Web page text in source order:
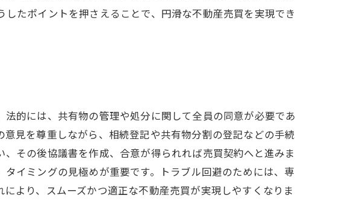
たポイントを押さえることで、円滑な不動産売買を実現でき
的には、共有物の管理や処分に関して全員の同意が必要であ
見を尊重しながら、相続登記や共有物分割の登記などの手続
その後協議書を作成、合意が得られれば売買契約へと進みま
イミングの見極めが重要です。トラブル回避のためには、専
より、スムーズかつ適正な不動産売買が実現しやすくなりま